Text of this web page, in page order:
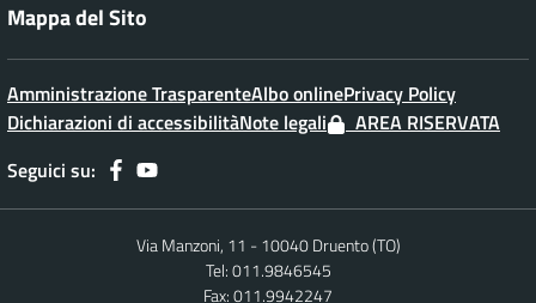
Mappa del Sito
Amministrazione TrasparenteAlbo onlinePrivacy Policy
Dichiarazioni di accessibilitàNote legali
AREA RISERVATA
Seguici su:
Via Manzoni, 11 - 10040 Druento (TO)
Tel: 011.9846545
Fax: 011.9942247